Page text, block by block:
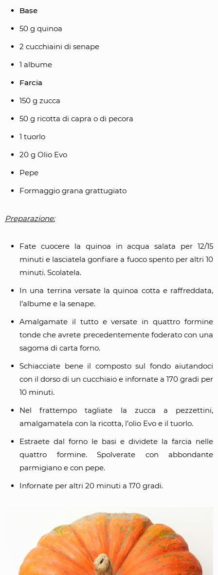
Base
50 g quinoa
2 cucchiaini di senape
1 albume
Farcia
150 g zucca
50 g ricotta di capra o di pecora
1 tuorlo
20 g Olio Evo
Pepe
Formaggio grana grattugiato
Preparazione:
Fate cuocere la quinoa in acqua salata per 12/15
minuti e lasciatela gonfiare a fuoco spento per altri 10
minuti. Scolatela.
In una terrina versate la quinoa cotta e raffreddata,
l’albume e la senape.
Amalgamate il tutto e versate in quattro formine
tonde che avrete precedentemente foderato con una
sagoma di carta forno.
Schiacciate bene il composto sul fondo aiutandoci
con il dorso di un cucchiaio e infornate a 170 gradi per
10 minuti.
Nel frattempo tagliate la zucca a pezzettini,
amalgamatela con la ricotta, l’olio Evo e il tuorlo.
Estraete dal forno le basi e dividete la farcia nelle
quattro formine. Spolverate con abbondante
parmigiano e con pepe.
Infornate per altri 20 minuti a 170 gradi.